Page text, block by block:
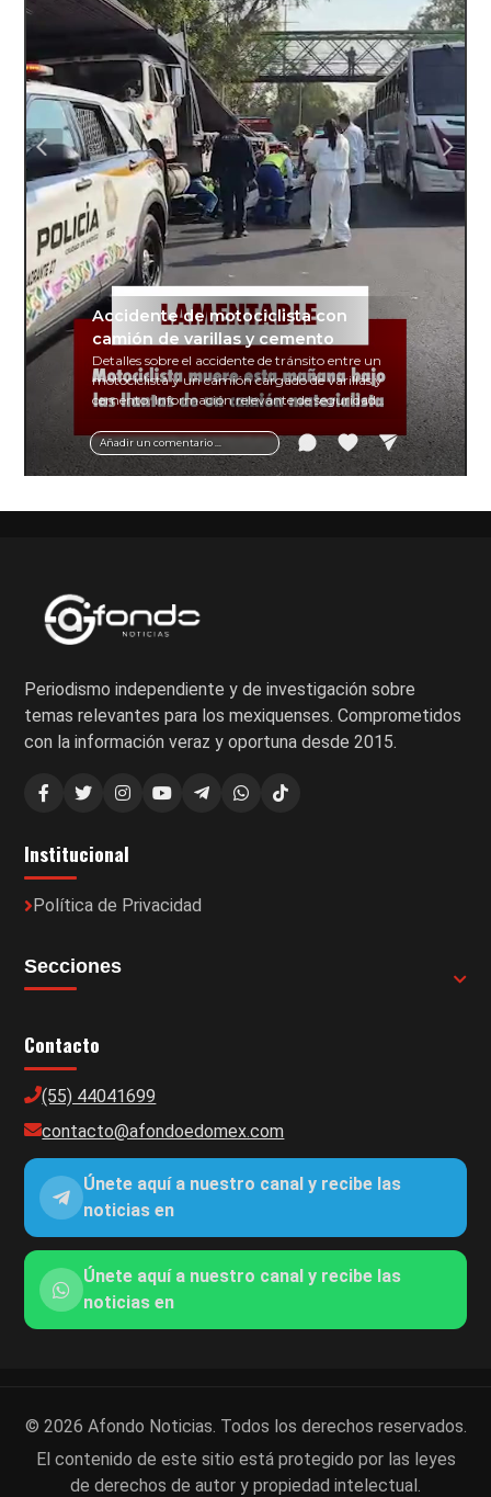
Añadir un comentario ...
Accidente de motociclista con
camión de varillas y cemento
Detalles sobre el accidente de tránsito entre un
motociclista y un camión cargado de varillas y
cemento. Información relevante de seguridad
vial y recomendaciones para motociclistas.
Periodismo independiente y de investigación sobre
temas relevantes para los mexiquenses. Comprometidos
con la información veraz y oportuna desde 2015.
Institucional
Política de Privacidad
Secciones
Contacto
(55) 44041699
contacto@afondoedomex.com
Únete aquí a nuestro canal y recibe las
noticias en
Únete aquí a nuestro canal y recibe las
noticias en
© 2026 Afondo Noticias. Todos los derechos reservados.
El contenido de este sitio está protegido por las leyes
de derechos de autor y propiedad intelectual.